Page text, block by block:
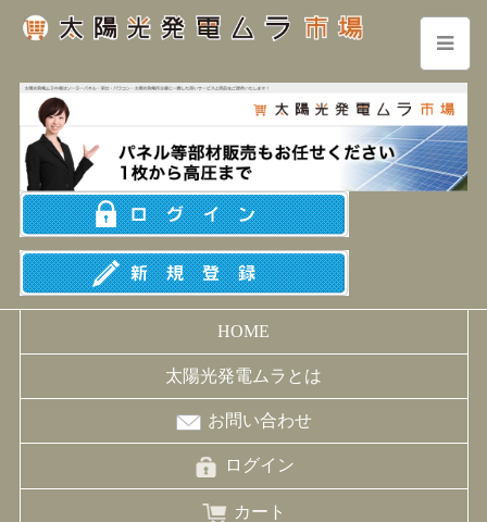
HOME
太陽光発電ムラとは
お問い合わせ
ログイン
カート